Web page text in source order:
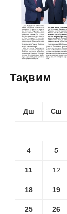
Тақвим
Дш Сш
4 5
11 12
18 19
25 26